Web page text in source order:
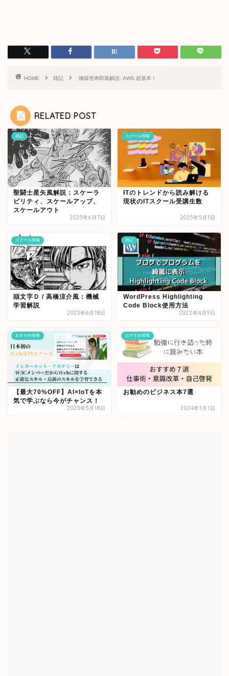
HOME 雑記 煉獄杏寿郎風解説: AWS 超基本！
RELATED POST
雑記
聖闘士星矢風解説：スケーラ
ビリティ、スケールアップ、
スケールアウト
2025年6月7日
スクール情報
ITのトレンドから読み解ける
現状のITスクール受講生数
2025年5月1日
スクール情報
頭文字Ｄ / 高橋涼介風：機械
学習解説
2025年6月18日
雑記
WordPress Highlighting
Code Block使用方法
2022年4月9日
おすすめ情報
【最大70%OFF】AI×IoTを本
気で学ぶなら今がチャンス！
2025年5月18日
おすすめ情報
お勧めのビジネス本7選
2024年1月1日